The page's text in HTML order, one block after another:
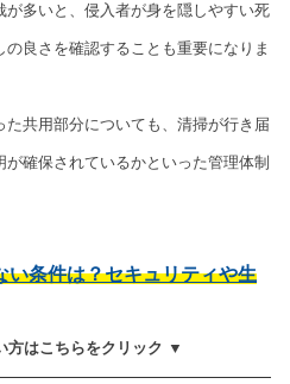
が多いと、侵入者が身を隠しやすい死
良さを確認することも重要になりま
共用部分についても、清掃が行き届
確保されているかといった管理体制
い条件は？セキュリティや生
方はこちらをクリック ▼